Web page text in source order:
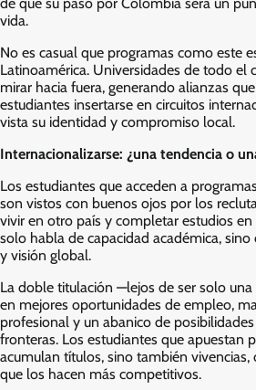
vida.
No es casual que programas como este
Latinoamérica. Universidades de todo el
mirar hacia fuera, generando alianzas
estudiantes insertarse en circuitos
vista su identidad y compromiso local.
Internacionalizarse: ¿una tendencia o
Los estudiantes que acceden a
son vistos con buenos ojos por los
vivir en otro país y completar estudios
solo habla de capacidad académica,
y visión global.
La doble titulación —lejos de ser solo
en mejores oportunidades de empleo,
profesional y un abanico de
fronteras. Los estudiantes que apuestan
acumulan títulos, sino también
que los hacen más competitivos.